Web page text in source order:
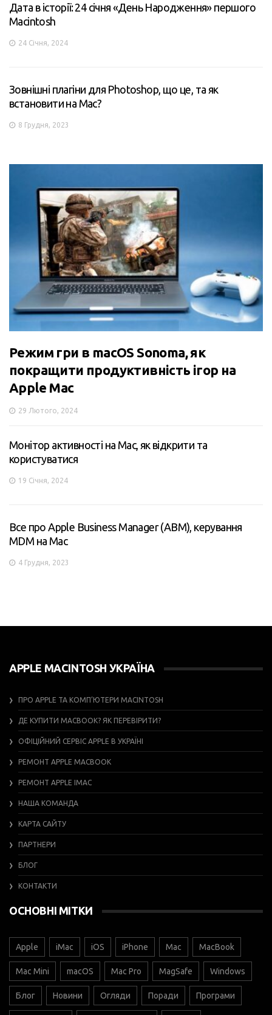
Дата в історії: 24 січня «День Народження» першого
Macintosh
24 Січня, 2024
Зовнішні плагіни для Photoshop, що це, та як
встановити на Mac?
8 Грудня, 2023
Режим гри в macOS Sonoma, як
покращити продуктивність ігор на
Apple Mac
29 Лютого, 2024
Монітор активності на Mac, як відкрити та
користуватися
19 Січня, 2024
Все про Apple Business Manager (ABM), керування
MDM на Mac
4 Грудня, 2023
APPLE MACINTOSH УКРАЇНА
ПРО APPLE ТА КОМП’ЮТЕРИ MACINTOSH
ДЕ КУПИТИ MACBOOK? ЯК ПЕРЕВІРИТИ?
ОФІЦІЙНИЙ СЕРВІС APPLE В УКРАЇНІ
РЕМОНТ APPLE MACBOOK
РЕМОНТ APPLE IMAC
НАША КОМАНДА
КАРТА САЙТУ
ПАРТНЕРИ
БЛОГ
КОНТАКТИ
ОСНОВНІ МІТКИ
Apple iMac iOS iPhone Mac MacBook
Mac Mini macOS Mac Pro MagSafe Windows
Блог Новини Огляди Поради Програми